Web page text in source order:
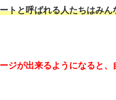
トと呼ばれる人たちはみ
ージが出来るようになると